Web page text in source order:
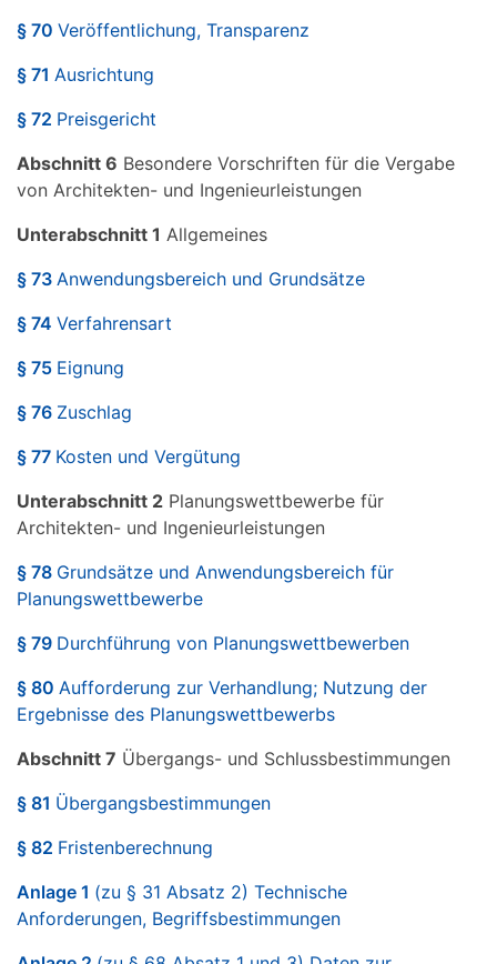
§ 70 Veröffentlichung, Transparenz
§ 71 Ausrichtung
§ 72 Preisgericht
Abschnitt 6 Besondere Vorschriften für die Vergabe
von Architekten- und Ingenieurleistungen
Unterabschnitt 1 Allgemeines
§ 73 Anwendungsbereich und Grundsätze
§ 74 Verfahrensart
§ 75 Eignung
§ 76 Zuschlag
§ 77 Kosten und Vergütung
Unterabschnitt 2 Planungswettbewerbe für
Architekten- und Ingenieurleistungen
§ 78 Grundsätze und Anwendungsbereich für
Planungswettbewerbe
§ 79 Durchführung von Planungswettbewerben
§ 80 Aufforderung zur Verhandlung; Nutzung der
Ergebnisse des Planungswettbewerbs
Abschnitt 7 Übergangs- und Schlussbestimmungen
§ 81 Übergangsbestimmungen
§ 82 Fristenberechnung
Anlage 1 (zu § 31 Absatz 2) Technische
Anforderungen, Begriffsbestimmungen